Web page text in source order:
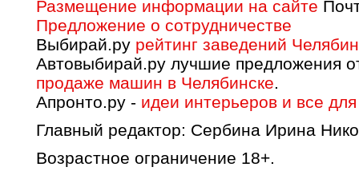
Размещение информации на сайте
Предложение о сотрудничестве
Выбирай.ру рейтинг заведений
Автовыбирай.ру лучшие предложения
продаже машин в Челябинске.
Апронто.ру - идеи интерьеров и все
Главный редактор: Сербина Ирина
Возрастное ограничение 18+.